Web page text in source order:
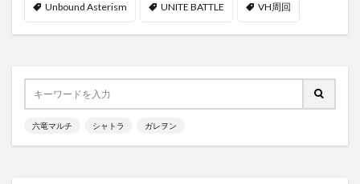
Unbound Asterism UNITE BATTLE VH周回
六竜マルチ シャトラ ガレヲン